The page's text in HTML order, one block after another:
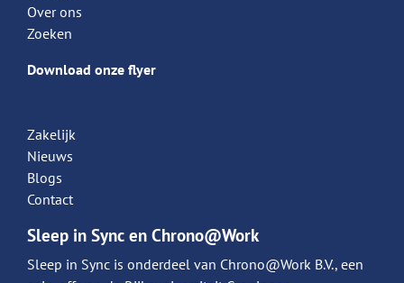
Over ons
Zoeken
Download onze flyer
Zakelijk
Nieuws
Blogs
Contact
Sleep in Sync en Chrono@Work
Sleep in Sync is onderdeel van Chrono@Work B.V., een